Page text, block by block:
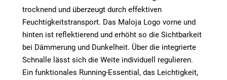
trocknend und überzeugt durch effektiven
Feuchtigkeitstransport. Das Maloja Logo vorne und
hinten ist reflektierend und erhöht so die Sichtbarkeit
bei Dämmerung und Dunkelheit. Über die integrierte
Schnalle lässt sich die Weite individuell regulieren.
Ein funktionales Running-Essential, das Leichtigkeit,